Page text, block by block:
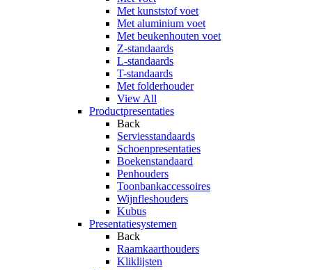
Met kunststof voet
Met aluminium voet
Met beukenhouten voet
Z-standaards
L-standaards
T-standaards
Met folderhouder
View All
Productpresentaties
Back
Serviesstandaards
Schoenpresentaties
Boekenstandaard
Penhouders
Toonbankaccessoires
Wijnfleshouders
Kubus
Presentatiesystemen
Back
Raamkaarthouders
Kliklijsten